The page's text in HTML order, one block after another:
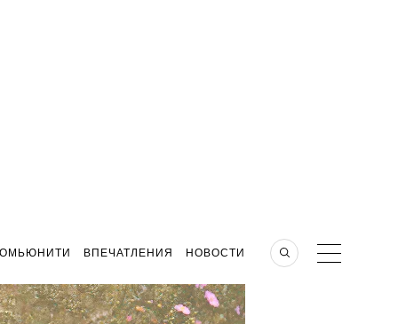
ВПЕЧАТЛЕНИЯ НОВОСТИ